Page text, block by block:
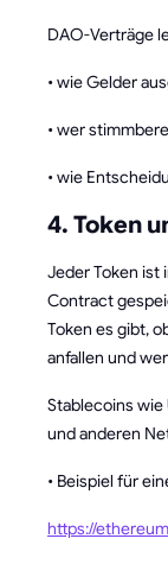
DAO-Verträge
• wie Gelder
• wer
• wie
4. Token
Jeder Token ist
Contract
Token es gibt,
anfallen und
Stablecoins wie
und anderen
• Beispiel für
https://